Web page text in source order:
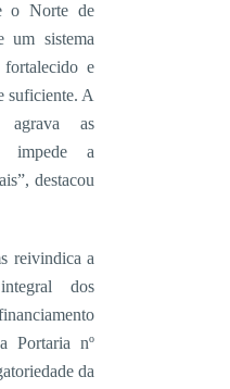
o Norte de
um sistema
e
suficiente. A
agrava as
impede a
destacou
reivindica a
dos
Portaria nº
da